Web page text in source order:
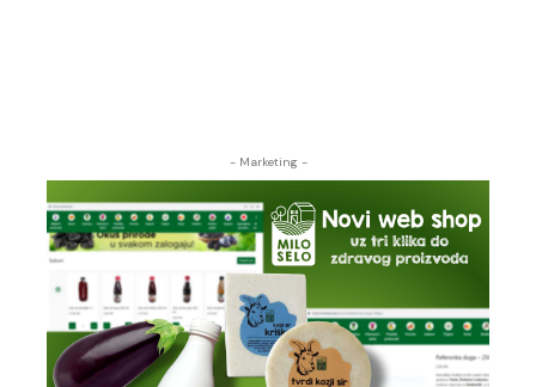
- Marketing -